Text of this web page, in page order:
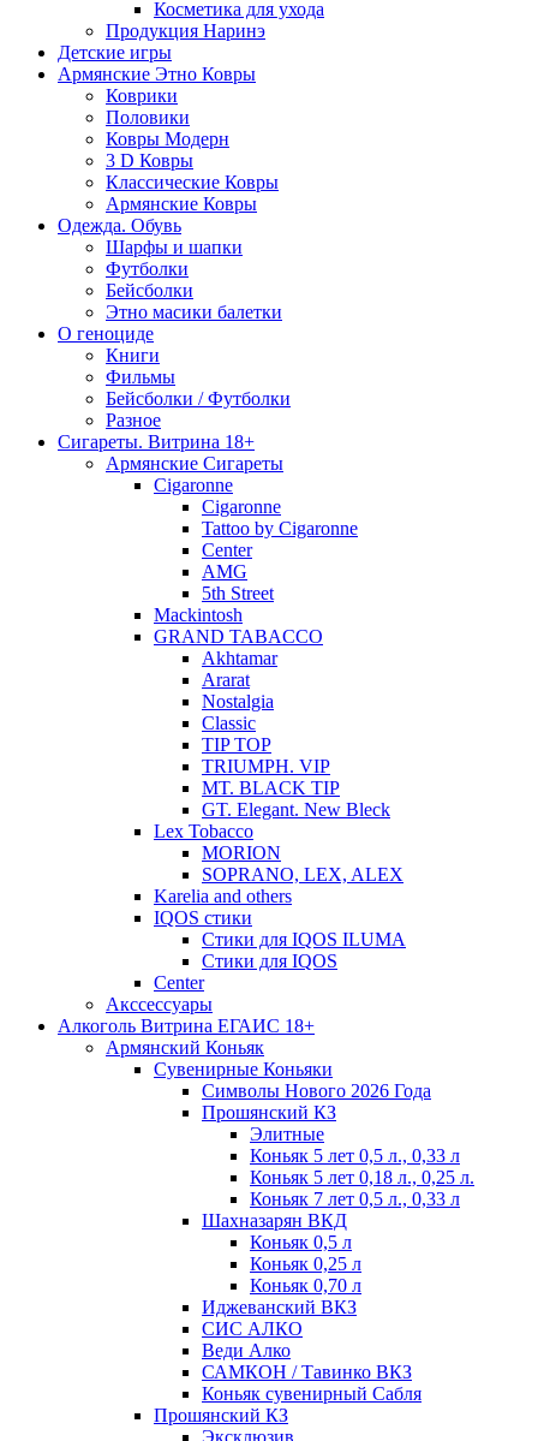
Косметика для ухода
Продукция Наринэ
Детские игры
Армянские Этно Ковры
Коврики
Половики
Ковры Модерн
3 D Ковры
Классические Ковры
Армянские Ковры
Одежда. Обувь
Шарфы и шапки
Футболки
Бейсболки
Этно масики балетки
О геноциде
Книги
Фильмы
Бейсболки / Футболки
Разное
Сигареты. Витрина 18+
Армянские Сигареты
Cigaronne
Cigaronne
Tattoo by Cigaronne
Center
AMG
5th Street
Mackintosh
GRAND TABACCO
Akhtamar
Ararat
Nostalgia
Classic
TIP TOP
TRIUMPH. VIP
MT. BLACK TIP
GT. Elegant. New Bleck
Lex Tobacco
MORION
SOPRANO, LEX, ALEX
Karelia and others
IQOS стики
Стики для IQOS ILUMA
Стики для IQOS
Сenter
Акссессуары
Алкоголь Витрина ЕГАИС 18+
Армянский Коньяк
Сувенирные Коньяки
Символы Нового 2026 Года
Прошянский КЗ
Элитные
Коньяк 5 лет 0,5 л., 0,33 л
Коньяк 5 лет 0,18 л., 0,25 л.
Коньяк 7 лет 0,5 л., 0,33 л
Шахназарян ВКД
Коньяк 0,5 л
Коньяк 0,25 л
Коньяк 0,70 л
Иджеванский ВКЗ
СИС АЛКО
Веди Алко
САМКОН / Тавинко ВКЗ
Коньяк сувенирный Сабля
Прошянский КЗ
Эксклюзив